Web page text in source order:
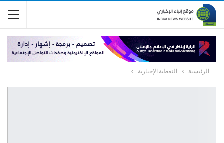
الرئيسية التغطية الإخبارية